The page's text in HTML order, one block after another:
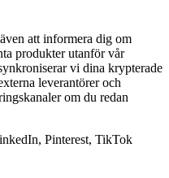
att informera dig om
produkter utanför vår
vi dina krypterade
leverantörer och
om du redan
Pinterest, TikTok